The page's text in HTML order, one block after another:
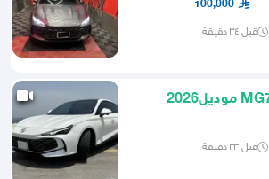
100,000
قبل ٣٤ دقيقة
للتنازل بدون مقابلMG7 موديل2026
قبل ٣٣ دقيقة